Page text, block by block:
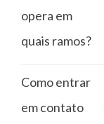
opera em
quais ramos?
Como entrar
em contato